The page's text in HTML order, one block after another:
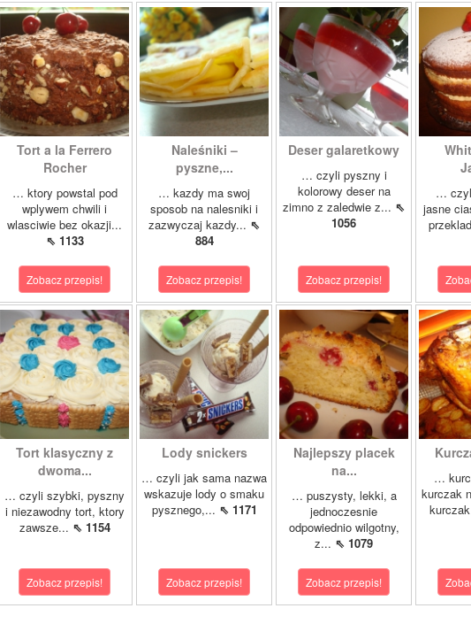
Tort a la Ferrero
Rocher
… ktory powstal pod
wplywem chwili i
wlasciwie bez okazji...
⇖ 1133
Zobacz przepis!
Naleśniki –
pyszne,...
… kazdy ma swoj
sposob na nalesniki i
zazwyczaj kazdy... ⇖
884
Zobacz przepis!
Deser galaretkowy
… czyli pyszny i
kolorowy deser na
zimno z zaledwie z... ⇖
1056
Zobacz przepis!
…
jasne
Tort klasyczny z
dwoma...
… czyli szybki, pyszny
i niezawodny tort, ktory
zawsze... ⇖ 1154
Zobacz przepis!
Lody snickers
… czyli jak sama nazwa
wskazuje lody o smaku
pysznego,... ⇖ 1171
Zobacz przepis!
Najlepszy placek
na...
… puszysty, lekki, a
jednoczesnie
odpowiednio wilgotny,
z... ⇖ 1079
Zobacz przepis!
…
kurczak